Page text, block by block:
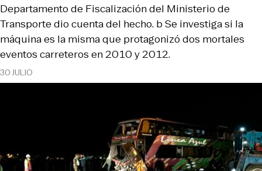
30 JULIO
Departamento de Fiscalización del Ministerio de
Transporte dio cuenta del hecho. b Se investiga si la
máquina es la misma que protagonizó dos mortales
eventos carreteros en 2010 y 2012.